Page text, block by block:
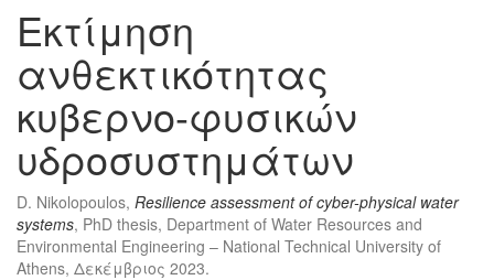
Εκτίμηση
ανθεκτικότητας
κυβερνο-φυσικών
υδροσυστημάτων
D. Nikolopoulos, Resilience assessment of cyber-physical water
systems, PhD thesis, Department of Water Resources and
Environmental Engineering – National Technical University of
Athens, Δεκέμβριος 2023.